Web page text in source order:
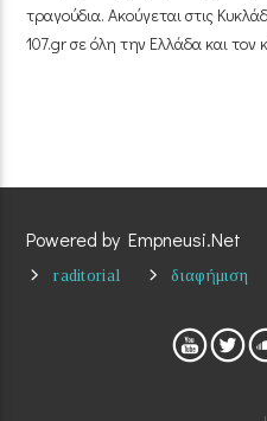
τραγούδια. Ακούγεται στις
107.gr σε όλη την Ελλάδα και τον
Powered by Empneusi.Net
raditorial διαφήμιση